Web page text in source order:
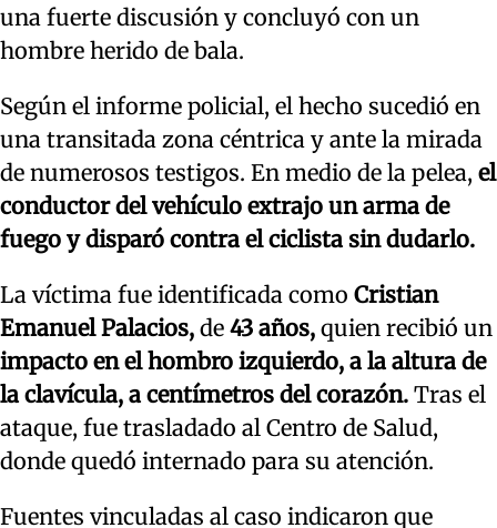
una fuerte discusión y concluyó con un
hombre herido de bala.
Según el informe policial, el hecho sucedió en
una transitada zona céntrica y ante la mirada
de numerosos testigos. En medio de la pelea, el
conductor del vehículo extrajo un arma de
fuego y disparó contra el ciclista sin dudarlo.
La víctima fue identificada como Cristian
Emanuel Palacios, de 43 años, quien recibió un
impacto en el hombro izquierdo, a la altura de
la clavícula, a centímetros del corazón. Tras el
ataque, fue trasladado al Centro de Salud,
donde quedó internado para su atención.
Fuentes vinculadas al caso indicaron que